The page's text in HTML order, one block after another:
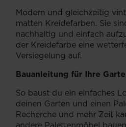
Modern und gleichzeitig
matten Kreidefarben. Sie
nachhaltig und einfach
der Kreidefarbe eine
Versiegelung auf.
Bauanleitung für Ihre
So baust du ein einfaches
deinen Garten und einen
Recherche und mehr Zeit